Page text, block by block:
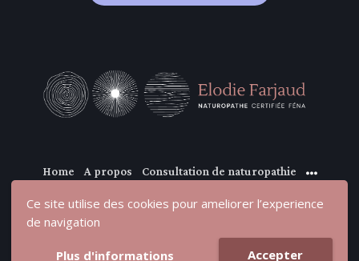
Ce site utilise des cookies pour ameliorer l’experience
de navigation
Plus d'informations Accepter
Home A propos Consultation de naturopathie